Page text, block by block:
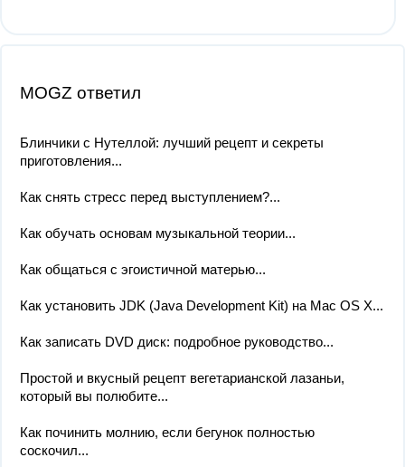
MOGZ ответил
Блинчики с Нутеллой: лучший рецепт и секреты
приготовления...
Как снять стресс перед выступлением?...
Как обучать основам музыкальной теории...
Как общаться с эгоистичной матерью...
Как установить JDK (Java Development Kit) на Mac OS X...
Как записать DVD диск: подробное руководство...
Простой и вкусный рецепт вегетарианской лазаньи,
который вы полюбите...
Как починить молнию, если бегунок полностью
соскочил...